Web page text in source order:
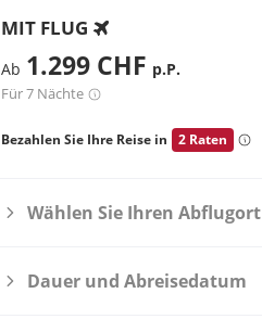
MIT FLUG
Ab 1.299 CHF p.P.
Für 7 Nächte
Bezahlen Sie Ihre Reise in 2 Raten
Wählen Sie Ihren Abflugort
Dauer und Abreisedatum